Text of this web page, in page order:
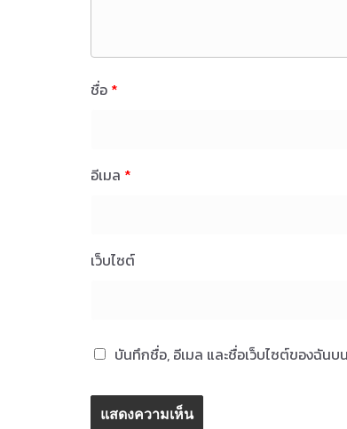
ชื่อ *
อีเมล *
เว็บไซต์
บันทึกชื่อ, อีเมล และชื่อเว็บไซต์ของฉันบ